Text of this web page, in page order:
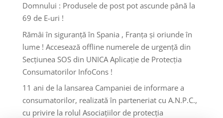
Domnului : Produsele de post pot ascunde până la
69 de E-uri !
Rămâi în siguranță în Spania , Franța și oriunde în
lume ! Accesează offline numerele de urgență din
Secțiunea SOS din UNICA Aplicație de Protecția
Consumatorilor InfoCons !
11 ani de la lansarea Campaniei de informare a
consumatorilor, realizată în parteneriat cu A.N.P.C.,
cu privire la rolul Asociațiilor de protecția